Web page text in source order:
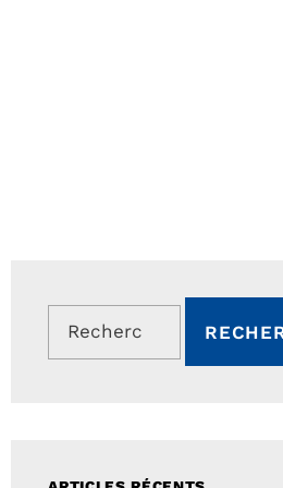
Rechercher :